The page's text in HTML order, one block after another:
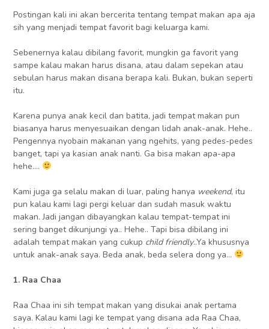
Postingan kali ini akan bercerita tentang tempat makan apa aja
sih yang menjadi tempat favorit bagi keluarga kami.
Sebenernya kalau dibilang favorit, mungkin ga favorit yang
sampe kalau makan harus disana, atau dalam sepekan atau
sebulan harus makan disana berapa kali. Bukan, bukan seperti
itu.
Karena punya anak kecil dan batita, jadi tempat makan pun
biasanya harus menyesuaikan dengan lidah anak-anak. Hehe..
Pengennya nyobain makanan yang ngehits, yang pedes-pedes
banget, tapi ya kasian anak nanti. Ga bisa makan apa-apa
hehe….
Kami juga ga selalu makan di luar, paling hanya weekend, itu
pun kalau kami lagi pergi keluar dan sudah masuk waktu
makan. Jadi jangan dibayangkan kalau tempat-tempat ini
sering banget dikunjungi ya.. Hehe.. Tapi bisa dibilang ini
adalah tempat makan yang cukup child friendly..Ya khususnya
untuk anak-anak saya. Beda anak, beda selera dong ya…
1. Raa Chaa
Raa Chaa ini sih tempat makan yang disukai anak pertama
saya. Kalau kami lagi ke tempat yang disana ada Raa Chaa,